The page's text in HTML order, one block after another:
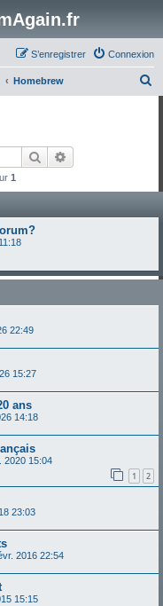
Connexion
S’enregistrer
Homebrew
r
Rechercher
1
22:49
15:27
ans
14:18
2020 15:04
1 2
23:03
2016 22:54
15:15